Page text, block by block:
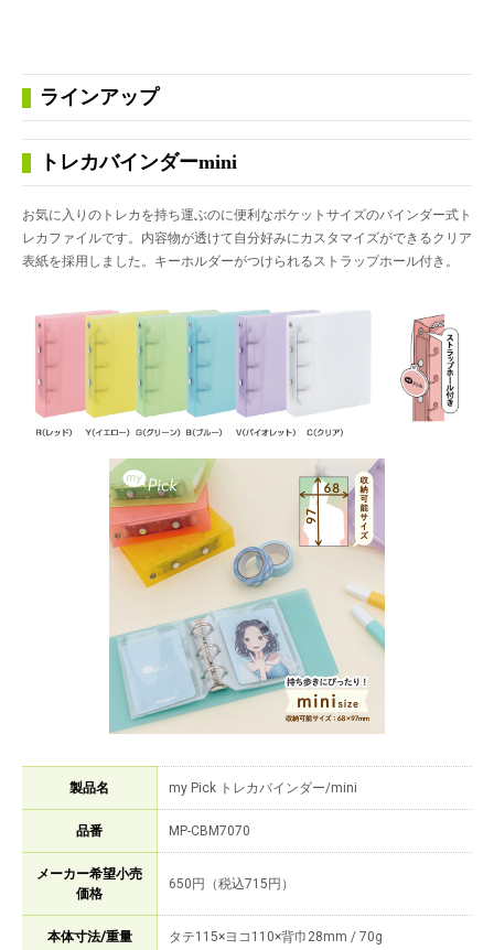
ラインアップ
トレカバインダーmini
お気に入りのトレカを持ち運ぶのに便利なポケットサイズのバインダー式ト
レカファイルです。内容物が透けて自分好みにカスタマイズができるクリア
表紙を採用しました。キーホルダーがつけられるストラップホール付き。
製品名 my Pick トレカバインダー/mini
品番 MP-CBM7070
メーカー希望小売
価格
650円（税込715円）
本体寸法/重量 タテ115×ヨコ110×背巾28mm / 70g